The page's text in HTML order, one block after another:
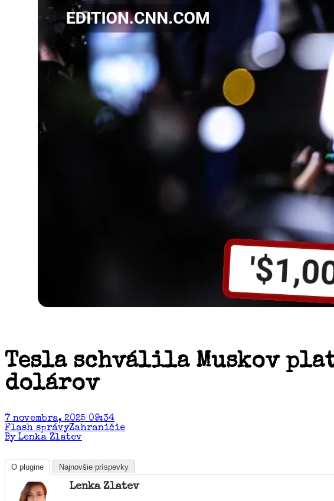
Tesla schválila Muskov
dolárov
7 novembra, 2025 09:34
Flash správyZahraničie
By Lenka Zlatev
O plugine Najnovšie príspevky
Lenka Zlatev